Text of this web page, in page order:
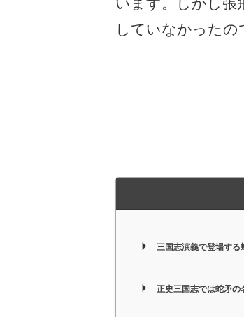
していなかったの
三国志演義で登場する
正史三国志では蛇矛